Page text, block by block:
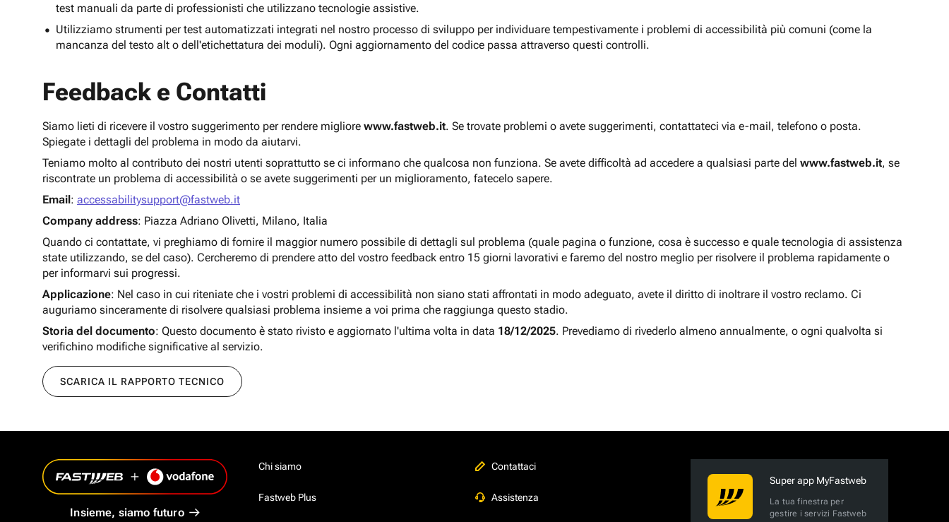
test manuali da parte di professionisti che utilizzano tecnologie assistive.
Utilizziamo strumenti per test automatizzati integrati nel nostro processo di sviluppo per individuare tempestivamente i problemi di accessibilità più comuni (come la
mancanza del testo alt o dell'etichettatura dei moduli). Ogni aggiornamento del codice passa attraverso questi controlli.
Feedback e Contatti
Siamo lieti di ricevere il vostro suggerimento per rendere migliore www.fastweb.it. Se trovate problemi o avete suggerimenti, contattateci via e-mail, telefono o posta.
Spiegate i dettagli del problema in modo da aiutarvi.
Teniamo molto al contributo dei nostri utenti soprattutto se ci informano che qualcosa non funziona. Se avete difficoltà ad accedere a qualsiasi parte del www.fastweb.it, se
riscontrate un problema di accessibilità o se avete suggerimenti per un miglioramento, fatecelo sapere.
Email: accessabilitysupport@fastweb.it
Company address: Piazza Adriano Olivetti, Milano, Italia
Quando ci contattate, vi preghiamo di fornire il maggior numero possibile di dettagli sul problema (quale pagina o funzione, cosa è successo e quale tecnologia di assistenza
state utilizzando, se del caso). Cercheremo di prendere atto del vostro feedback entro 15 giorni lavorativi e faremo del nostro meglio per risolvere il problema rapidamente o
per informarvi sui progressi.
Applicazione: Nel caso in cui riteniate che i vostri problemi di accessibilità non siano stati affrontati in modo adeguato, avete il diritto di inoltrare il vostro reclamo. Ci
auguriamo sinceramente di risolvere qualsiasi problema insieme a voi prima che raggiunga questo stadio.
Storia del documento: Questo documento è stato rivisto e aggiornato l'ultima volta in data 18/12/2025. Prevediamo di rivederlo almeno annualmente, o ogni qualvolta si
verifichino modifiche significative al servizio.
SCARICA IL RAPPORTO TECNICO
Insieme, siamo futuro
Chi siamo
Fastweb Plus
Contattaci
Assistenza
Super app MyFastweb
La tua finestra per
gestire i servizi Fastweb